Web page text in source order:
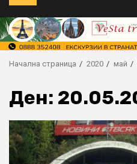
Начална страница 2020 май
Ден: